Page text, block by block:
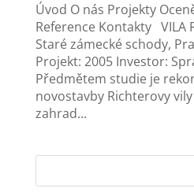
Úvod O nás Projekty
Reference Kontakty VILA
Staré zámecké schody,
Projekt: 2005 Investor:
Předmětem studie je
novostavby Richterovy
zahrad...